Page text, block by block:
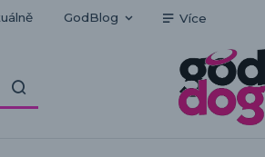
GodBlog Více